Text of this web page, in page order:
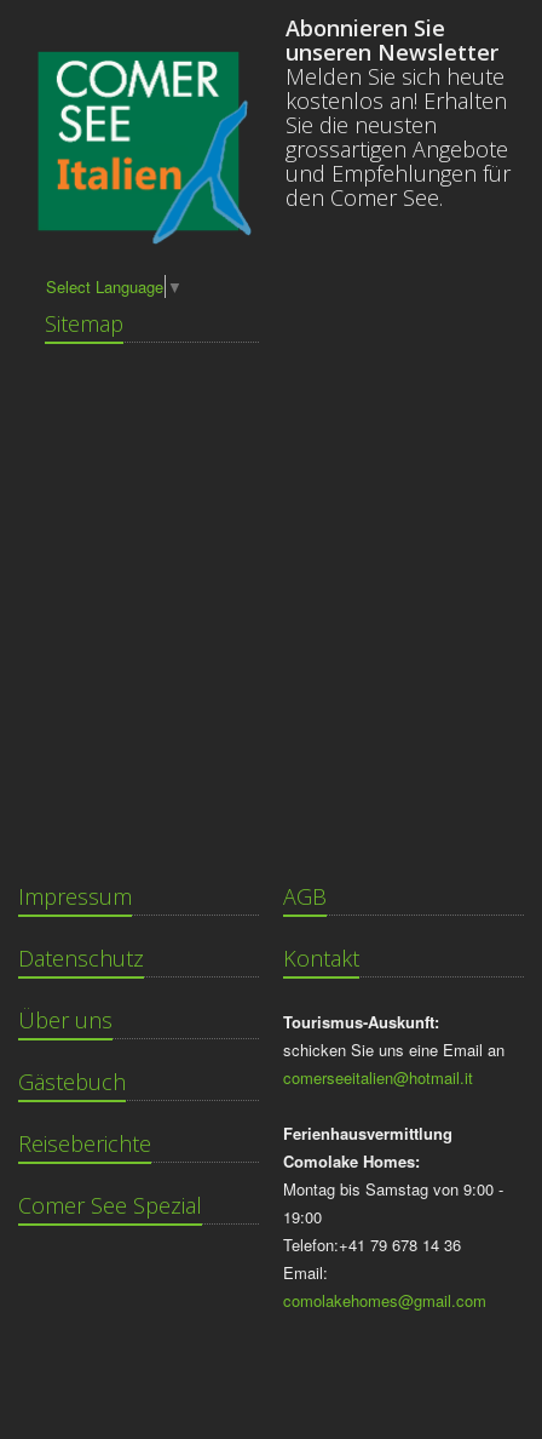
Select Language ▼
Sitemap
Abonnieren Sie
unseren Newsletter
Melden Sie sich heute
kostenlos an! Erhalten
Sie die neusten
grossartigen Angebote
und Empfehlungen für
den Comer See.
Impressum
Datenschutz
Über uns
Gästebuch
Reiseberichte
Comer See Spezial
AGB
Kontakt
Tourismus-Auskunft:
schicken Sie uns eine Email an
comerseeitalien@hotmail.it
Ferienhausvermittlung
Comolake Homes:
Montag bis Samstag von 9:00 -
19:00
Telefon:+41 79 678 14 36
Email:
comolakehomes@gmail.com